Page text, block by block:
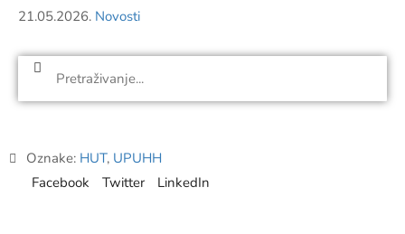
21.05.2026. Novosti
Oznake: HUT, UPUHH
Facebook
Twitter LinkedIn